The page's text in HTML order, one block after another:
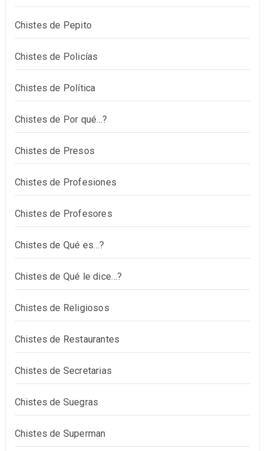
Chistes de Pepito
Chistes de Policías
Chistes de Política
Chistes de Por qué…?
Chistes de Presos
Chistes de Profesiones
Chistes de Profesores
Chistes de Qué es…?
Chistes de Qué le dice…?
Chistes de Religiosos
Chistes de Restaurantes
Chistes de Secretarias
Chistes de Suegras
Chistes de Superman